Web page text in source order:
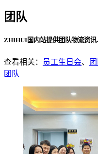
团队
ZHIHUI国内站提供团队物流资讯
查看相关： 员工生日会、
团队